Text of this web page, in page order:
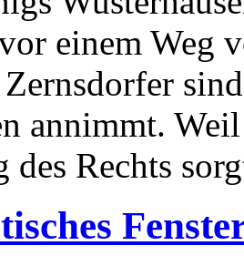
einem Weg
Zernsdorfer
annimmt.
des Rechts